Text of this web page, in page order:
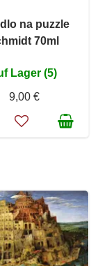
na puzzle
70ml
Lager (5)
9,00 €